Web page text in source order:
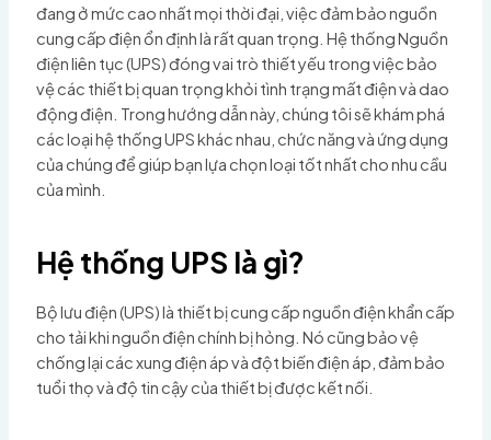
đang ở mức cao nhất mọi thời đại, việc đảm bảo nguồn
cung cấp điện ổn định là rất quan trọng. Hệ thống Nguồn
điện liên tục (UPS) đóng vai trò thiết yếu trong việc bảo
vệ các thiết bị quan trọng khỏi tình trạng mất điện và dao
động điện. Trong hướng dẫn này, chúng tôi sẽ khám phá
các loại hệ thống UPS khác nhau, chức năng và ứng dụng
của chúng để giúp bạn lựa chọn loại tốt nhất cho nhu cầu
của mình.
Hệ thống UPS là gì?
Bộ lưu điện (UPS) là thiết bị cung cấp nguồn điện khẩn cấp
cho tải khi nguồn điện chính bị hỏng. Nó cũng bảo vệ
chống lại các xung điện áp và đột biến điện áp, đảm bảo
tuổi thọ và độ tin cậy của thiết bị được kết nối.